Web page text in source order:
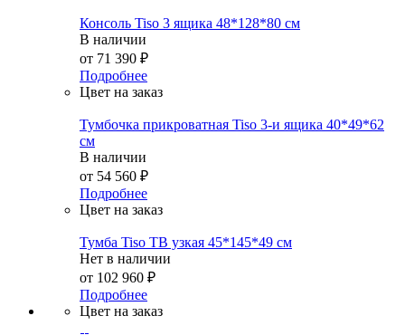
Консоль Tiso 3 ящика 48*128*80 см
В наличии
от 71 390 ₽
Подробнее
Цвет на заказ
Тумбочка прикроватная Tiso 3-и ящика 40*49*62
см
В наличии
от 54 560 ₽
Подробнее
Цвет на заказ
Тумба Tiso ТВ узкая 45*145*49 см
Нет в наличии
от 102 960 ₽
Подробнее
Цвет на заказ